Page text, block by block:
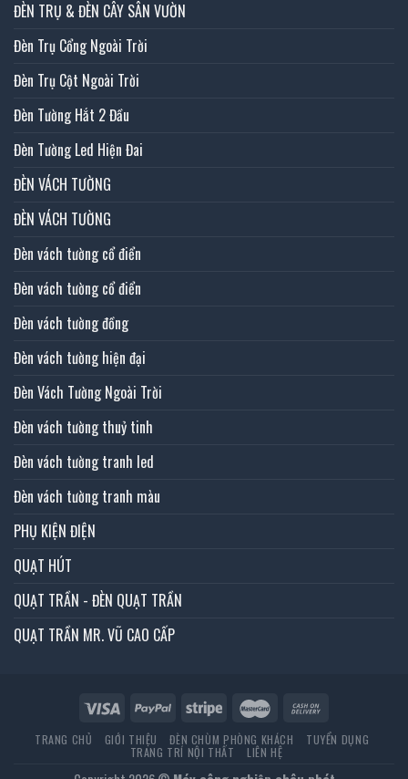
ĐÈN TRỤ & ĐÈN CÂY SÂN VƯỜN
Đèn Trụ Cổng Ngoài Trời
Đèn Trụ Cột Ngoài Trời
Đèn Tường Hắt 2 Đầu
Đèn Tường Led Hiện Đai
ĐÈN VÁCH TƯỜNG
ĐÈN VÁCH TƯỜNG
Đèn vách tường cổ điển
Đèn vách tường cổ điển
Đèn vách tường đồng
Đèn vách tường hiện đại
Đèn Vách Tường Ngoài Trời
Đèn vách tường thuỷ tinh
Đèn vách tường tranh led
Đèn vách tường tranh màu
PHỤ KIỆN ĐIỆN
QUẠT HÚT
QUẠT TRẦN - ĐÈN QUẠT TRẦN
QUẠT TRẦN MR. VŨ CAO CẤP
TRANG CHỦ GIỚI THIỆU ĐÈN CHÙM PHÒNG KHÁCH TUYỂN DỤNG
TRANG TRÍ NỘI THẤT LIÊN HỆ